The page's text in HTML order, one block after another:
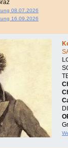
08.07.2026
16.09.2026